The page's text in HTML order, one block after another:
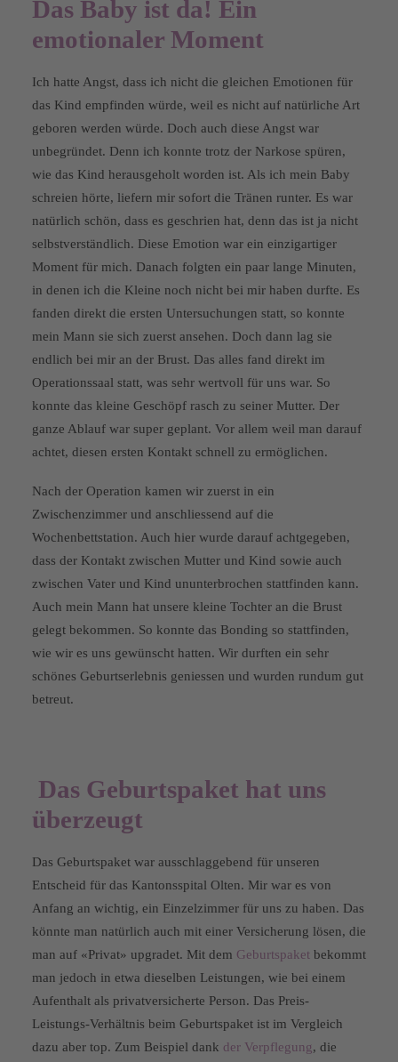
Das Baby ist da! Ein
emotionaler Moment
Ich hatte Angst, dass ich nicht die gleichen Emotionen für
das Kind empfinden würde, weil es nicht auf natürliche Art
geboren werden würde. Doch auch diese Angst war
unbegründet. Denn ich konnte trotz der Narkose spüren,
wie das Kind herausgeholt worden ist. Als ich mein Baby
schreien hörte, liefern mir sofort die Tränen runter. Es war
natürlich schön, dass es geschrien hat, denn das ist ja nicht
selbstverständlich. Diese Emotion war ein einzigartiger
Moment für mich. Danach folgten ein paar lange Minuten,
in denen ich die Kleine noch nicht bei mir haben durfte. Es
fanden direkt die ersten Untersuchungen statt, so konnte
mein Mann sie sich zuerst ansehen. Doch dann lag sie
endlich bei mir an der Brust. Das alles fand direkt im
Operationssaal statt, was sehr wertvoll für uns war. So
konnte das kleine Geschöpf rasch zu seiner Mutter. Der
ganze Ablauf war super geplant. Vor allem weil man darauf
achtet, diesen ersten Kontakt schnell zu ermöglichen.
Nach der Operation kamen wir zuerst in ein
Zwischenzimmer und anschliessend auf die
Wochenbettstation. Auch hier wurde darauf achtgegeben,
dass der Kontakt zwischen Mutter und Kind sowie auch
zwischen Vater und Kind ununterbrochen stattfinden kann.
Auch mein Mann hat unsere kleine Tochter an die Brust
gelegt bekommen. So konnte das Bonding so stattfinden,
wie wir es uns gewünscht hatten. Wir durften ein sehr
schönes Geburtserlebnis geniessen und wurden rundum gut
betreut.
Das Geburtspaket hat uns
überzeugt
Das Geburtspaket war ausschlaggebend für unseren
Entscheid für das Kantonsspital Olten. Mir war es von
Anfang an wichtig, ein Einzelzimmer für uns zu haben. Das
könnte man natürlich auch mit einer Versicherung lösen, die
man auf «Privat» upgradet. Mit dem Geburtspaket bekommt
man jedoch in etwa dieselben Leistungen, wie bei einem
Aufenthalt als privatversicherte Person. Das Preis-
Leistungs-Verhältnis beim Geburtspaket ist im Vergleich
dazu aber top. Zum Beispiel dank der Verpflegung, die